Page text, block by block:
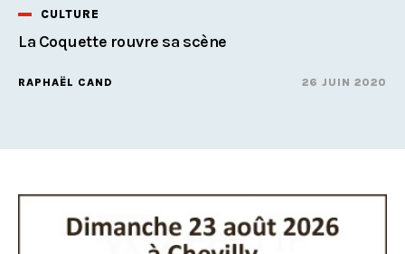
CULTURE
La Coquette rouvre sa scène
RAPHAËL CAND 26 JUIN 2020